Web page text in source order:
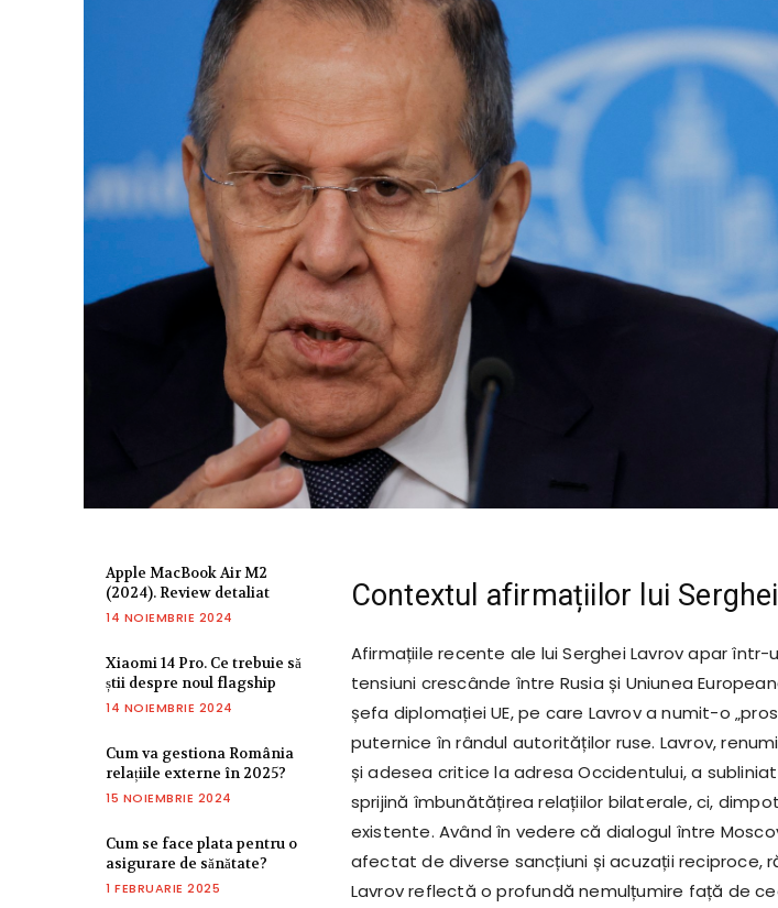
Apple MacBook Air M2
(2024). Review detaliat
14 NOIEMBRIE 2024
Xiaomi 14 Pro. Ce trebuie să
știi despre noul flagship
14 NOIEMBRIE 2024
Cum va gestiona România
relațiile externe în 2025?
15 NOIEMBRIE 2024
Cum se face plata pentru o
asigurare de sănătate?
1 FEBRUARIE 2025
Contextul afirmațiilor lui
Afirmațiile recente ale lui Serghei Lavrov apar
tensiuni crescânde între Rusia și Uniunea
șefa diplomației UE, pe care Lavrov a numit-o
puternice în rândul autorităților ruse. Lavrov,
și adesea critice la adresa Occidentului, a
sprijină îmbunătățirea relațiilor bilaterale, ci,
existente. Având în vedere că dialogul între
afectat de diverse sancțiuni și acuzații reciproce,
Lavrov reflectă o profundă nemulțumire față de